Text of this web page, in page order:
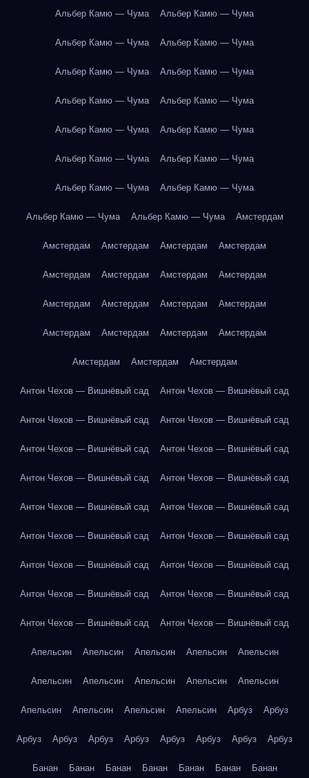
Альбер Камю — Чума Альбер Камю — Чума
Альбер Камю — Чума Альбер Камю — Чума
Альбер Камю — Чума Альбер Камю — Чума
Альбер Камю — Чума Альбер Камю — Чума
Альбер Камю — Чума Альбер Камю — Чума
Альбер Камю — Чума Альбер Камю — Чума
Альбер Камю — Чума Альбер Камю — Чума
Альбер Камю — Чума Альбер Камю — Чума Амстердам
Амстердам Амстердам Амстердам Амстердам
Амстердам Амстердам Амстердам Амстердам
Амстердам Амстердам Амстердам Амстердам
Амстердам Амстердам Амстердам Амстердам
Амстердам Амстердам Амстердам
Антон Чехов — Вишнёвый сад Антон Чехов — Вишнёвый сад
Антон Чехов — Вишнёвый сад Антон Чехов — Вишнёвый сад
Антон Чехов — Вишнёвый сад Антон Чехов — Вишнёвый сад
Антон Чехов — Вишнёвый сад Антон Чехов — Вишнёвый сад
Антон Чехов — Вишнёвый сад Антон Чехов — Вишнёвый сад
Антон Чехов — Вишнёвый сад Антон Чехов — Вишнёвый сад
Антон Чехов — Вишнёвый сад Антон Чехов — Вишнёвый сад
Антон Чехов — Вишнёвый сад Антон Чехов — Вишнёвый сад
Антон Чехов — Вишнёвый сад Антон Чехов — Вишнёвый сад
Апельсин Апельсин Апельсин Апельсин Апельсин
Апельсин Апельсин Апельсин Апельсин Апельсин
Апельсин Апельсин Апельсин Апельсин Арбуз Арбуз
Арбуз Арбуз Арбуз Арбуз Арбуз Арбуз Арбуз Арбуз
Банан Банан Банан Банан Банан Банан Банан